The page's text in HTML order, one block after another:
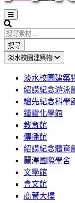
Open
sidebar
Search
搜尋
淡水校園建築物
淡水校園建築
紹謨紀念游泳
騮先紀念科學
鍾靈化學館
教育館
傳播館
紹謨紀念體育
麗澤國際學舍
文學館
會文館
商管大樓